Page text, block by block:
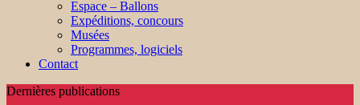
Espace – Ballons
Expéditions, concours
Musées
Programmes, logiciels
Contact
Dernières publications